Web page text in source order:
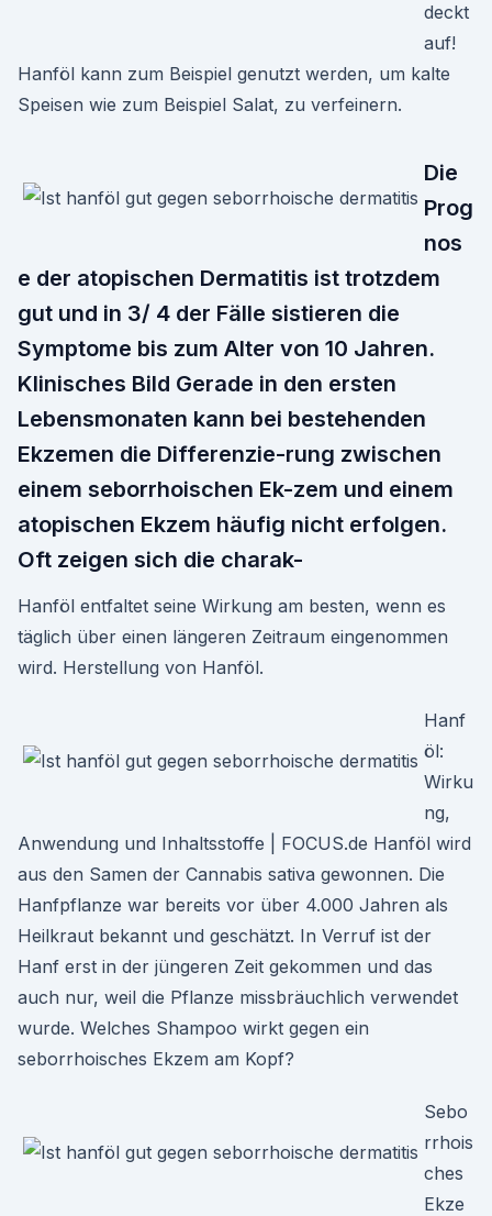
deckt
auf!
Hanföl kann zum Beispiel genutzt werden, um kalte
Speisen wie zum Beispiel Salat, zu verfeinern.
Die
Prog
nos
e der atopischen Dermatitis ist trotzdem
gut und in 3/ 4 der Fälle sistieren die
Symptome bis zum Alter von 10 Jahren.
Klinisches Bild Gerade in den ersten
Lebensmonaten kann bei bestehenden
Ekzemen die Differenzie-rung zwischen
einem seborrhoischen Ek-zem und einem
atopischen Ekzem häufig nicht erfolgen.
Oft zeigen sich die charak-
Hanföl entfaltet seine Wirkung am besten, wenn es
täglich über einen längeren Zeitraum eingenommen
wird. Herstellung von Hanföl.
Hanf
öl:
Wirku
ng,
Anwendung und Inhaltsstoffe | FOCUS.de Hanföl wird
aus den Samen der Cannabis sativa gewonnen. Die
Hanfpflanze war bereits vor über 4.000 Jahren als
Heilkraut bekannt und geschätzt. In Verruf ist der
Hanf erst in der jüngeren Zeit gekommen und das
auch nur, weil die Pflanze missbräuchlich verwendet
wurde. Welches Shampoo wirkt gegen ein
seborrhoisches Ekzem am Kopf?
Sebo
rrhois
ches
Ekze